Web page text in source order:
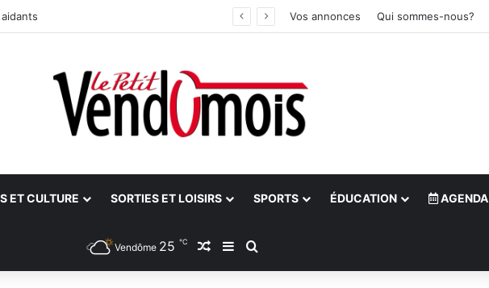
Vos annonces Qui sommes-nous?
ET CULTURE SORTIES ET LOISIRS SPORTS ÉDUCATION AGENDA
Vendôme 25 ℃ Article Aléatoire
Sidebar (barre latérale)